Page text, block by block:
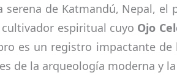
serena de Katmandú, Nepal,
espiritual cuyo Ojo
es un registro impactante
de la arqueología moderna y